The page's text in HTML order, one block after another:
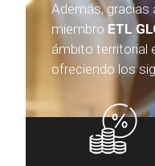
Además, gracias
miembro ETL
ámbito territorial
ofreciendo los